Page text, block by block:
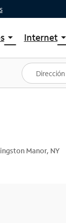
arrow_drop_down
One
ofertas
Internetarrow_drop_down
Planes
Manor, NY